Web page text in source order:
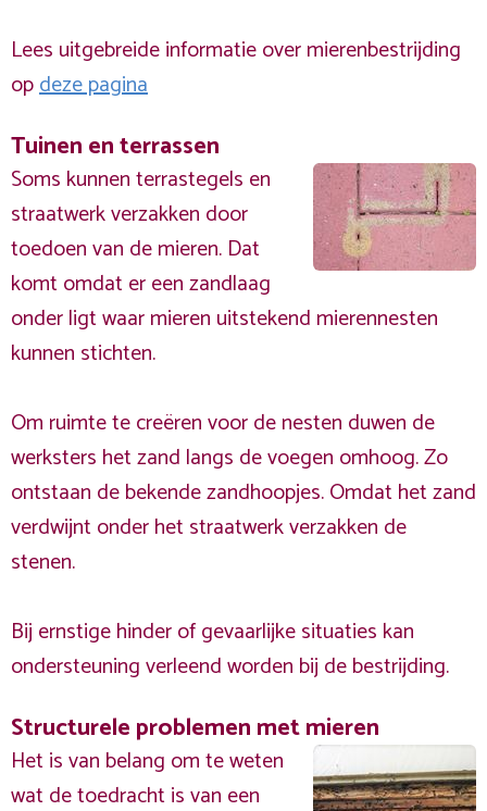
Lees uitgebreide informatie over mierenbestrijding
opdeze pagina
Tuinen en terrassen
Soms kunnen terrastegels en
straatwerk verzakken door
toedoen van de mieren. Dat
komt omdat er een zandlaag
onder ligt waar mieren uitstekend mierennesten
kunnen stichten.
Om ruimte te creëren voor de nesten duwen de
werksters het zand langs de voegen omhoog. Zo
ontstaan de bekende zandhoopjes. Omdat het zand
verdwijnt onder het straatwerk verzakken de
stenen.
Bij ernstige hinder of gevaarlijke situaties kan
ondersteuning verleend worden bij de bestrijding.
Structurele problemen met mieren
Het is van belang om te weten
wat de toedracht is van een